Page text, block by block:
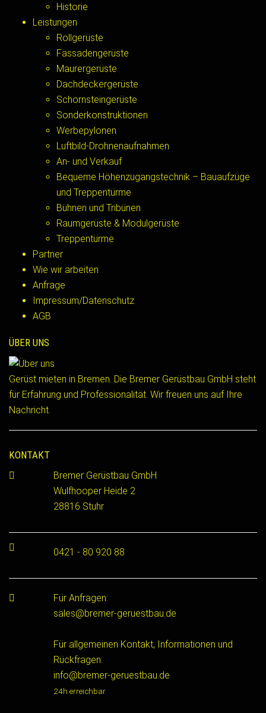
Historie
Leistungen
Rollgerüste
Fassadengerüste
Maurergerüste
Dachdeckergerüste
Schornsteingerüste
Sonderkonstruktionen
Werbepylonen
Luftbild-Drohnenaufnahmen
An- und Verkauf
Bequeme Höhenzugangstechnik – Bauaufzüge
und Treppentürme
Bühnen und Tribünen
Raumgerüste & Modulgerüste
Treppentürme
Partner
Wie wir arbeiten
Anfrage
Impressum/Datenschutz
AGB
ÜBER UNS
Gerüst mieten in Bremen. Die Bremer Gerüstbau GmbH steht
für Erfahrung und Professionalität. Wir freuen uns auf Ihre
Nachricht.
KONTAKT
Bremer Gerüstbau GmbH
Wulfhooper Heide 2
28816 Stuhr
0421 - 80 920 88
Für Anfragen:
sales@bremer-geruestbau.de
Für allgemeinen Kontakt, Informationen und
Rückfragen:
info@bremer-geruestbau.de
24h erreichbar